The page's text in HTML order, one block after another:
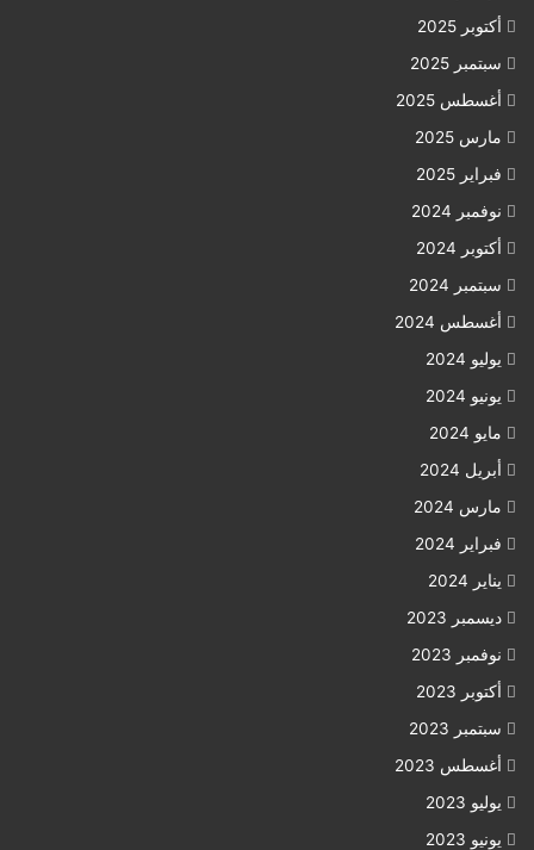
أكتوبر 2025
سبتمبر 2025
أغسطس 2025
مارس 2025
فبراير 2025
نوفمبر 2024
أكتوبر 2024
سبتمبر 2024
أغسطس 2024
يوليو 2024
يونيو 2024
مايو 2024
أبريل 2024
مارس 2024
فبراير 2024
يناير 2024
ديسمبر 2023
نوفمبر 2023
أكتوبر 2023
سبتمبر 2023
أغسطس 2023
يوليو 2023
يونيو 2023